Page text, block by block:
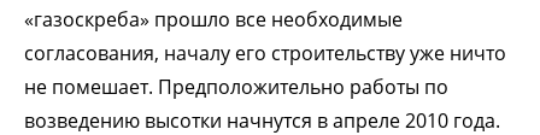
«газоскреба» прошло все необходимые
согласования, началу его строительству уже ничто
не помешает. Предположительно работы по
возведению высотки начнутся в апреле 2010 года.